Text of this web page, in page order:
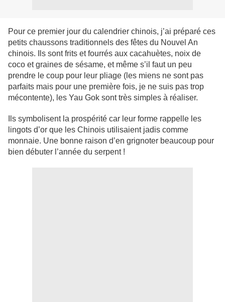
Pour ce premier jour du calendrier chinois, j’ai préparé ces
petits chaussons traditionnels des fêtes du Nouvel An
chinois. Ils sont frits et fourrés aux cacahuètes, noix de
coco et graines de sésame, et même s’il faut un peu
prendre le coup pour leur pliage (les miens ne sont pas
parfaits mais pour une première fois, je ne suis pas trop
mécontente), les Yau Gok sont très simples à réaliser.
Ils symbolisent la prospérité car leur forme rappelle les
lingots d’or que les Chinois utilisaient jadis comme
monnaie. Une bonne raison d’en grignoter beaucoup pour
bien débuter l’année du serpent !